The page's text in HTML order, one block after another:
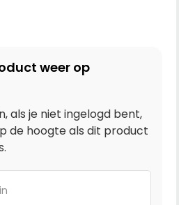
weer op
als je niet ingelogd bent,
de hoogte als dit product